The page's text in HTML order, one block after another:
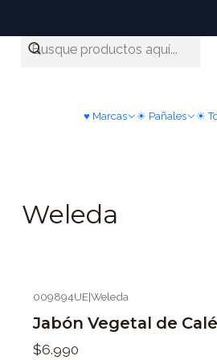
♥ Marcas ☀ Pañales ☀
Weleda
009894UE|Weleda
Jabón Vegetal de
$6.990